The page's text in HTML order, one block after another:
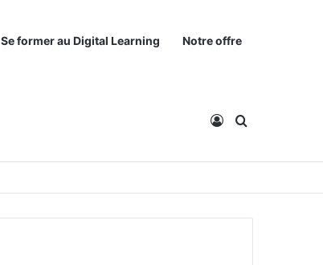
Se former au Digital Learning Notre offre
Connexion
Rechercher